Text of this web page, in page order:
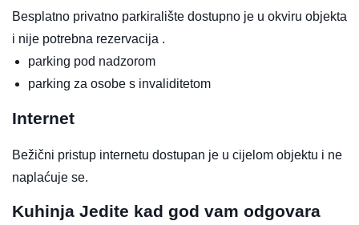
Besplatno privatno parkiralište dostupno je u okviru objekta
i nije potrebna rezervacija .
parking pod nadzorom
parking za osobe s invaliditetom
Internet
Bežični pristup internetu dostupan je u cijelom objektu i ne
naplaćuje se.
Kuhinja Jedite kad god vam odgovara